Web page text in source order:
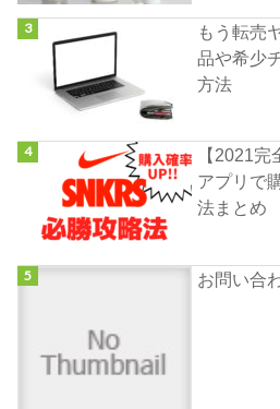
もう転売
品や希少
方法
【2021
アプリで
法まとめ
お問い合